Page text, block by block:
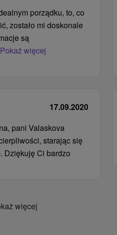
porządku, to, co
zostało mi doskonale
są
Pokaż więcej
17.09.2020
​​pani Valaskova
starając się
Dziękuję Ci bardzo
więcej